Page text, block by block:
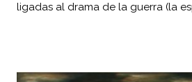
ligadas al drama de la guerra (la